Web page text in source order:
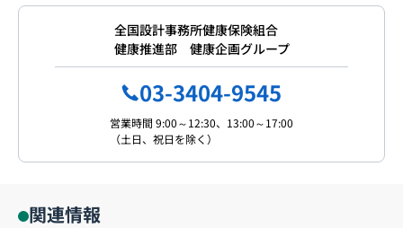
全国設計事務所健康保険組合
健康推進部 健康企画グループ
03-3404-9545
営業時間 9:00～12:30、13:00～17:00
（土日、祝日を除く）
関連情報